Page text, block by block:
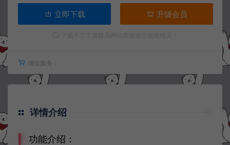
立即下载 升级会员
增值服务：
详情介绍
功能介绍：